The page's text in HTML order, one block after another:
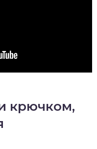
крючком,